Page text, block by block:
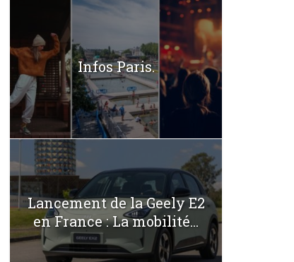
Infos Paris.
Lancement de la Geely E2
en France : La mobilité...